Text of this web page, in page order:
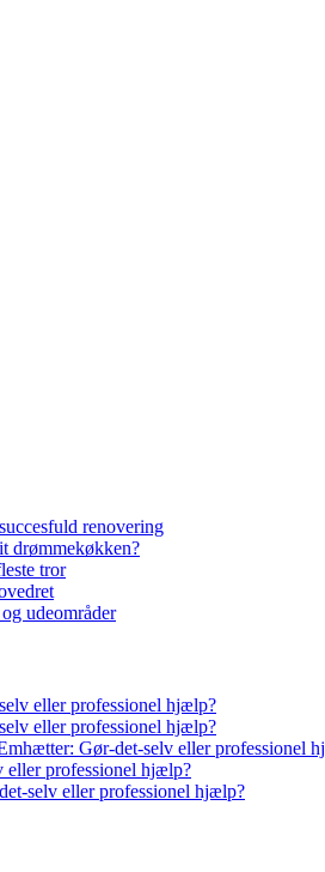
renovering
drømmekøkken?
tror
udeområder
eller professionel hjælp?
eller professionel hjælp?
Gør-det-selv eller professionel
eller professionel hjælp?
selv eller professionel hjælp?